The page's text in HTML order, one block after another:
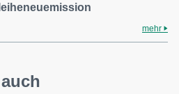
mehr